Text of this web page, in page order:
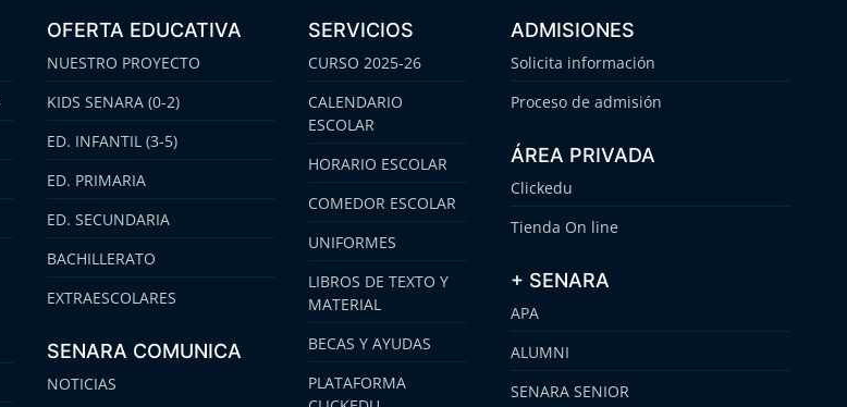
OFERTA EDUCATIVA
NUESTRO PROYECTO
KIDS SENARA (0-2)
ED. INFANTIL (3-5)
ED. PRIMARIA
ED. SECUNDARIA
BACHILLERATO
EXTRAESCOLARES
SENARA COMUNICA
NOTICIAS
SERVICIOS
CURSO 2025-26
CALENDARIO
ESCOLAR
HORARIO ESCOLAR
COMEDOR ESCOLAR
UNIFORMES
LIBROS DE TEXTO Y
MATERIAL
BECAS Y AYUDAS
PLATAFORMA
ADMISIONES
Solicita información
Proceso de admisión
ÁREA PRIVADA
Clickedu
Tienda On line
+ SENARA
APA
ALUMNI
SENARA SENIOR